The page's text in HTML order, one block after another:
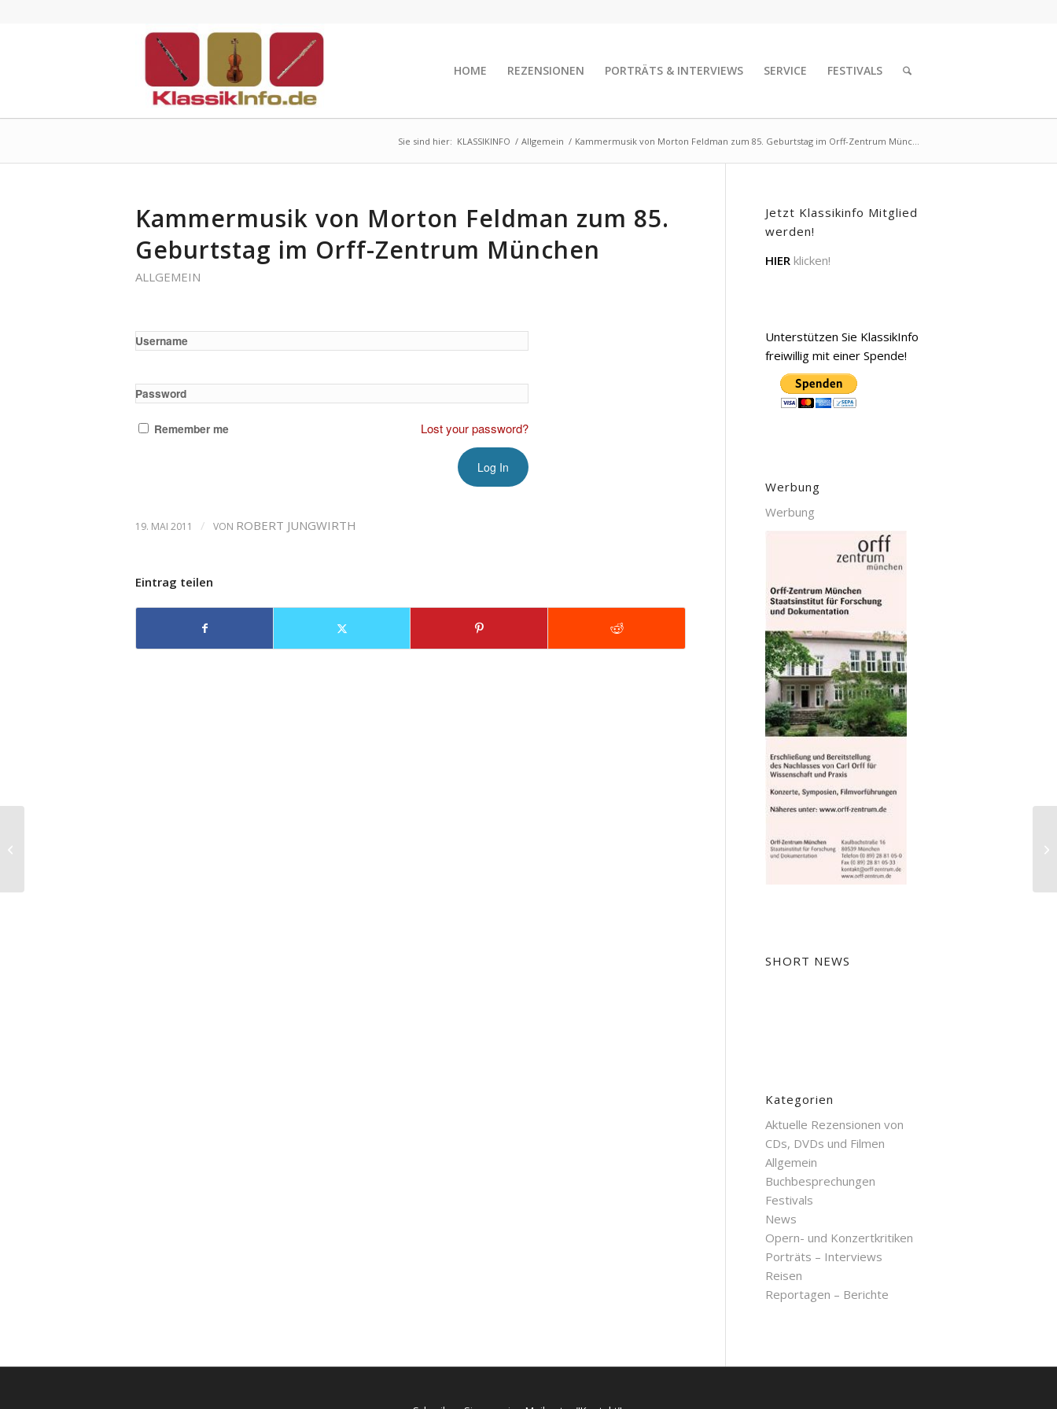
HOME REZENSIONEN PORTRÄTS & INTERVIEWS SERVICE FESTIVALS
Sie sind hier: KLASSIKINFO / Allgemein / Kammermusik von Morton Feldman zum 85. Geburtstag im Orff-Zentrum Münc...
Kammermusik von Morton Feldman zum 85.
Geburtstag im Orff-Zentrum München
ALLGEMEIN
Username
Password
Remember me Lost your password?
19. MAI 2011 / VON ROBERT JUNGWIRTH
Eintrag teilen
Jetzt Klassikinfo Mitglied
werden!
HIER klicken!
Unterstützen Sie KlassikInfo
freiwillig mit einer Spende!
Werbung
Werbung
SHORT NEWS
Kategorien
Aktuelle Rezensionen von
CDs, DVDs und Filmen
Allgemein
Buchbesprechungen
Festivals
News
Opern- und Konzertkritiken
Porträts – Interviews
Reisen
Reportagen – Berichte